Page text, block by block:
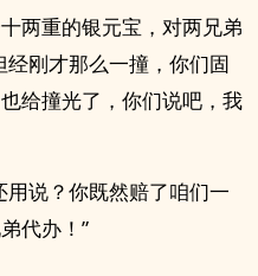
两重的银元宝，对两兄弟
刚才那么一撞，你们固
给撞光了，你们说吧，我
用说？你既然赔了咱们一
代办！”